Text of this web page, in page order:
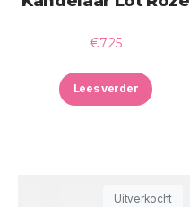
€7,25
Lees verder
Uitverkocht